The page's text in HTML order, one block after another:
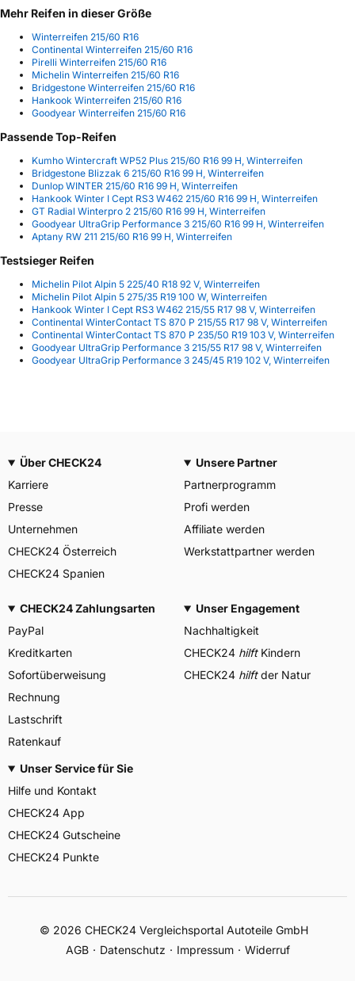
Mehr Reifen in dieser Größe
Winterreifen 215/60 R16
Continental Winterreifen 215/60 R16
Pirelli Winterreifen 215/60 R16
Michelin Winterreifen 215/60 R16
Bridgestone Winterreifen 215/60 R16
Hankook Winterreifen 215/60 R16
Goodyear Winterreifen 215/60 R16
Passende Top-Reifen
Kumho Wintercraft WP52 Plus 215/60 R16 99 H, Winterreifen
Bridgestone Blizzak 6 215/60 R16 99 H, Winterreifen
Dunlop WINTER 215/60 R16 99 H, Winterreifen
Hankook Winter I Cept RS3 W462 215/60 R16 99 H, Winterreifen
GT Radial Winterpro 2 215/60 R16 99 H, Winterreifen
Goodyear UltraGrip Performance 3 215/60 R16 99 H, Winterreifen
Aptany RW 211 215/60 R16 99 H, Winterreifen
Testsieger Reifen
Michelin Pilot Alpin 5 225/40 R18 92 V, Winterreifen
Michelin Pilot Alpin 5 275/35 R19 100 W, Winterreifen
Hankook Winter I Cept RS3 W462 215/55 R17 98 V, Winterreifen
Continental WinterContact TS 870 P 215/55 R17 98 V, Winterreifen
Continental WinterContact TS 870 P 235/50 R19 103 V, Winterreifen
Goodyear UltraGrip Performance 3 215/55 R17 98 V, Winterreifen
Goodyear UltraGrip Performance 3 245/45 R19 102 V, Winterreifen
Über CHECK24
Karriere
Presse
Unternehmen
CHECK24 Österreich
CHECK24 Spanien
Unsere Partner
Partnerprogramm
Profi werden
Affiliate werden
Werkstattpartner werden
CHECK24 Zahlungsarten
PayPal
Kreditkarten
Sofortüberweisung
Rechnung
Lastschrift
Ratenkauf
Unser Engagement
Nachhaltigkeit
CHECK24 hilftKindern
CHECK24 hilftder Natur
Unser Service für Sie
Hilfe und Kontakt
CHECK24 App
CHECK24 Gutscheine
CHECK24 Punkte
© 2026 CHECK24 Vergleichsportal Autoteile GmbH
AGB
Datenschutz Impressum Widerruf